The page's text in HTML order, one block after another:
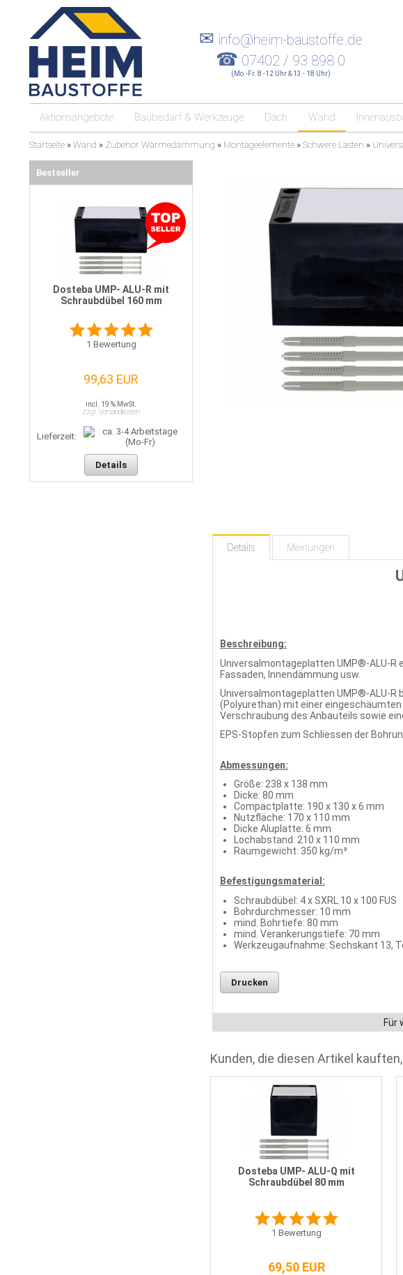
✉ info@heim-baustoffe.de
☎ 07402 / 93 898 0
(Mo.-Fr. 8 -12 Uhr & 13 - 18 Uhr)
Aktionsangebote Baubedarf & Werkzeuge Dach Wand
Startseite » Wand » Zubehör Wärmedämmung » Montageelemente » Schwere Lasten »
Details Meinungen
Beschreibung:
Universalmontageplatten UMP®-ALU-
Fassaden, Innendämmung usw.
Universalmontageplatten UMP®-ALU-
(Polyurethan) mit einer
Verschraubung des Anbauteils sowie
EPS-Stopfen zum Schliessen der
Abmessungen:
Größe: 238 x 138 mm
Dicke: 80 mm
Compactplatte: 190 x 130 x 6 mm
Nutzfläche: 170 x 110 mm
Dicke Aluplatte: 6 mm
Lochabstand: 210 x 110 mm
Raumgewicht: 350 kg/m³
Befestigungsmaterial:
Schraubdübel: 4 x SXRL 10 x 100 FUS
Bohrdurchmesser: 10 mm
mind. Bohrtiefe: 80 mm
mind. Verankerungstiefe: 70 mm
Werkzeugaufnahme: Sechskant 13,
Drucken
Für
Kunden, die diesen Artikel
Dosteba UMP- ALU-Q mit
Schraubdübel 80 mm
1 Bewertung
69,50 EUR
Bestseller
Dosteba UMP- ALU-R mit
Schraubdübel 160 mm
1 Bewertung
99,63 EUR
incl. 19 % MwSt.
zzgl. Versandkosten
Lieferzeit:
Details